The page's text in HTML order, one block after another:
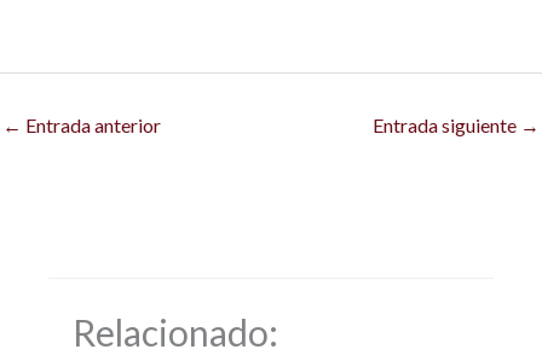
← Entrada anterior Entrada siguiente →
Relacionado: